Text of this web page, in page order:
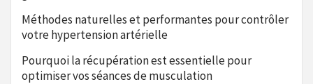
Méthodes naturelles et performantes pour contrôler
votre hypertension artérielle
Pourquoi la récupération est essentielle pour
optimiser vos séances de musculation